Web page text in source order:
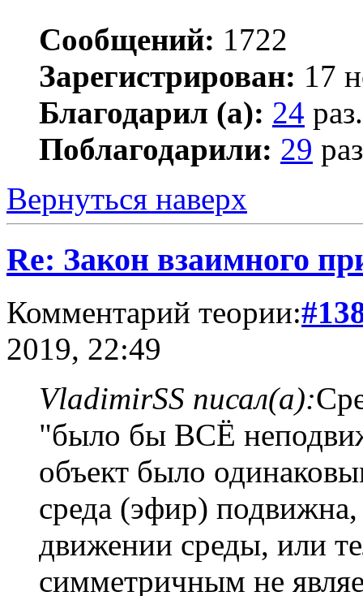
Сообщений: 1722
Зарегистрирован: 17
Благодарил (а): 24 раз.
Поблагодарили: 29
Вернуться наверх
Re: Закон взаимного
Комментарий теории:
2019, 22:49
VladimirSS писал(а):
"было бы ВСЁ
объект было
среда (эфир)
движении среды, или
симметричным не